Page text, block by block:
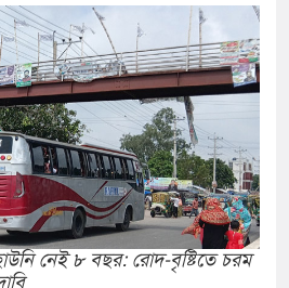
নেই ৮ বছর: রোদ-বৃষ্টিতে চরম